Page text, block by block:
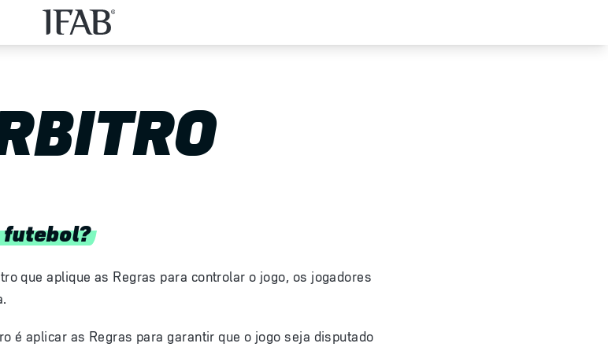
futebol?
que aplique as Regras para controlar o jogo, os jogadores
é aplicar as Regras para garantir que o jogo seja disputado